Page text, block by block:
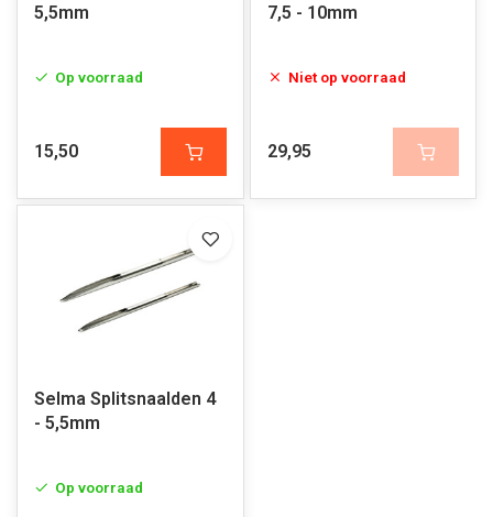
5,5mm
Op voorraad
15,50
7,5 - 10mm
Niet op voorraad
29,95
Selma Splitsnaalden 4
- 5,5mm
Op voorraad